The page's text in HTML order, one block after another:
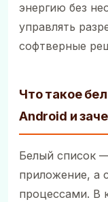
энергию без
управлять
софтверные
Что такое
Android и
Белый список
приложение, а
процессами. В